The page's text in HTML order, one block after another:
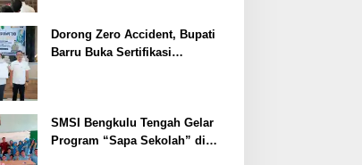
Dorong Zero Accident, Bupati
Barru Buka Sertifikasi
SMSI Bengkulu Tengah Gelar
Program “Sapa Sekolah” di